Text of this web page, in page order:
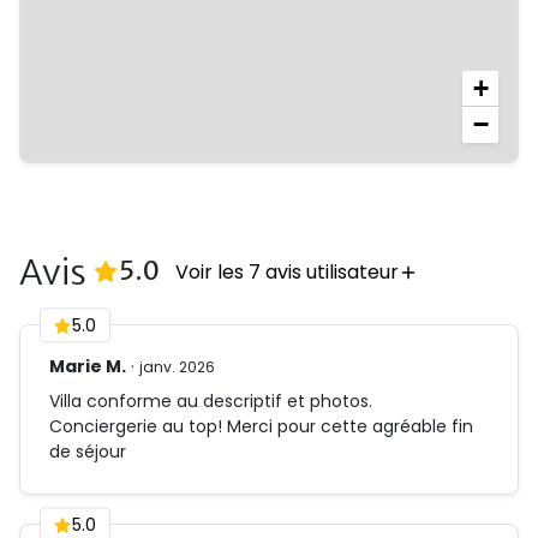
lait, eau, confiture
• A partir de 10 nuitées ménage intermédiaire et
changement de draps
+
−
Avis 5.0( 7Avis)
Voir les 7 avis utilisateur
5.0
Marie M. · janv. 2026
Villa conforme au descriptif et photos.
Conciergerie au top! Merci pour cette agréable fin
de séjour
5.0